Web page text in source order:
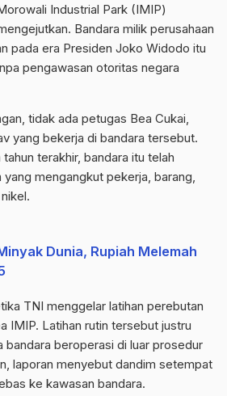
Industrial Park (IMIP)
Bandara milik perusahaan
pada era Presiden Joko Widodo itu
pengawasan otoritas negara
tidak ada petugas Bea Cukai,
yang bekerja di bandara tersebut.
terakhir, bandara itu telah
mengangkut pekerja, barang,
Dunia, Rupiah Melemah
TNI menggelar latihan perebutan
IMIP. Latihan rutin tersebut justru
bandara beroperasi di luar prosedur
laporan menyebut dandim setempat
ke kawasan bandara.